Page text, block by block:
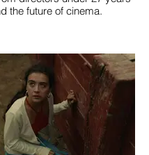
the future of cinema.